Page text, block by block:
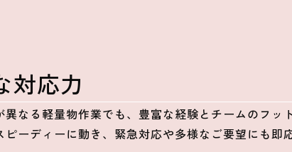
対応力
なる軽量物作業でも、豊富な経験とチームのフッ
ーディーに動き、緊急対応や多様なご要望にも即